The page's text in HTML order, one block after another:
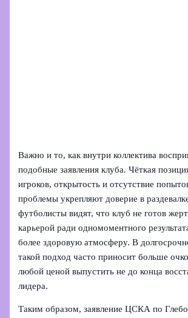
Важно и то, как внутри коллектива
подобные заявления клуба. Чёткая
игроков, открытость и отсутствие
проблемы укрепляют доверие в
футболисты видят, что клуб не готов
карьерой ради одномоментного
более здоровую атмосферу. В
такой подход часто приносит больше
любой ценой выпустить не до конца
лидера.
Таким образом, заявление ЦСКА по